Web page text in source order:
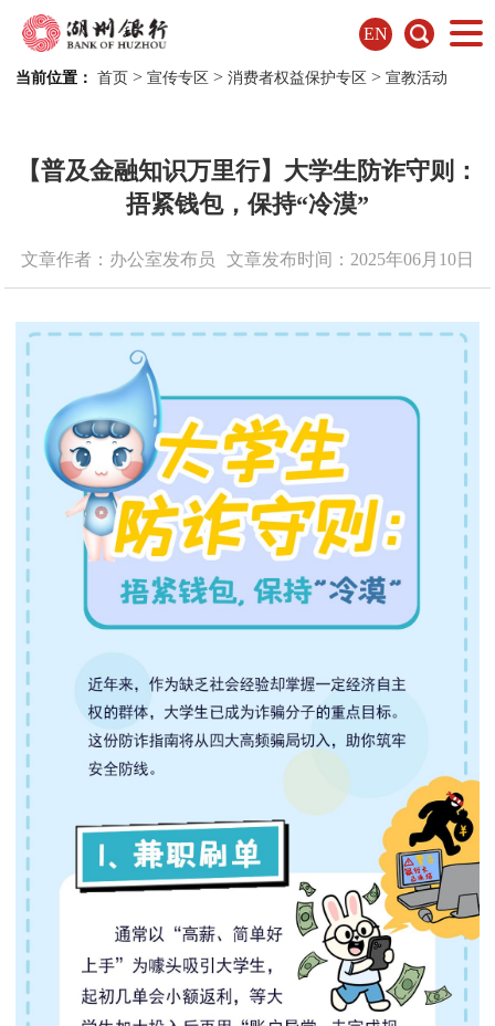
EN
当前位置： 首页 >宣传专区 >消费者权益保护专区 >宣教活动
【普及金融知识万里行】大学生防诈守则：
捂紧钱包，保持“冷漠”
文章作者：办公室发布员 文章发布时间：2025年06月10日